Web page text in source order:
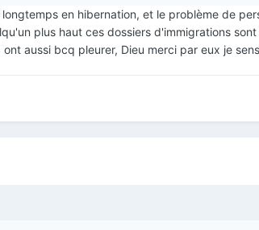
en hibernation, et le problème de
plus haut ces dossiers d'immigrations
aussi bcq pleurer, Dieu merci par eux je